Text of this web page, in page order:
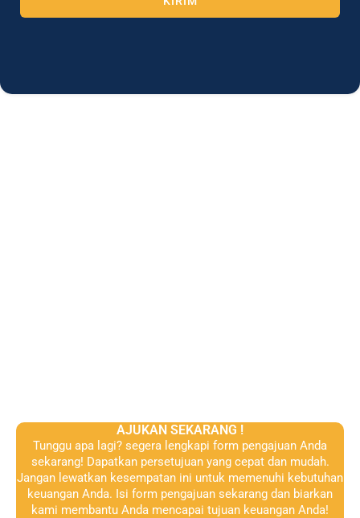
AJUKAN SEKARANG !
Tunggu apa lagi? segera lengkapi form pengajuan Anda
sekarang! Dapatkan persetujuan yang cepat dan mudah.
Jangan lewatkan kesempatan ini untuk memenuhi kebutuhan
keuangan Anda. Isi form pengajuan sekarang dan biarkan
kami membantu Anda mencapai tujuan keuangan Anda!